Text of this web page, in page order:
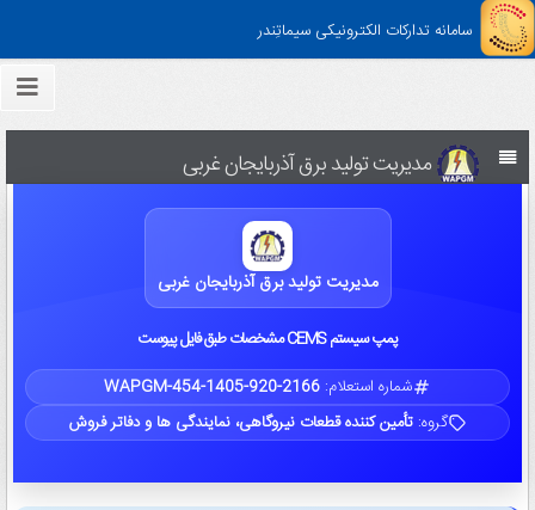
سامانه تدارکات الکترونیکی سیماتِندر
مدیریت تولید برق آذربایجان غربی
مدیریت تولید برق آذربایجان غربی
پمپ سيستم CEMS مشخصات طبق فايل پيوست
شماره استعلام: WAPGM-454-1405-920-2166
گروه:تأمین کننده قطعات نیروگاهی، نمایندگی ها و دفاتر فروش